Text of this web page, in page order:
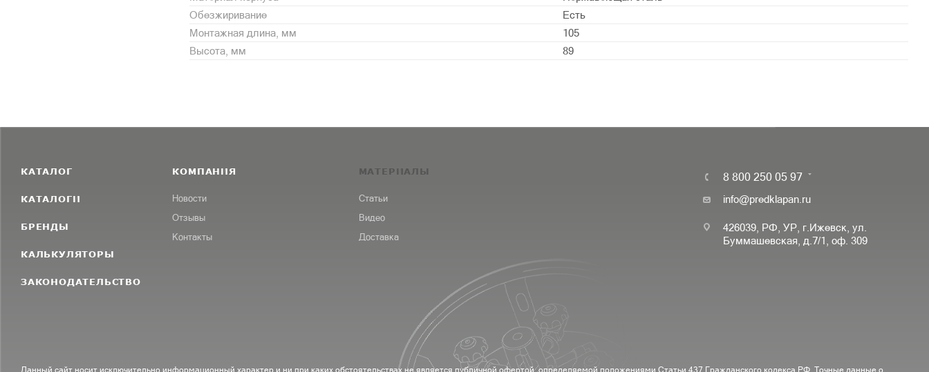
Обезжиривание
Есть
Монтажная длина, мм
105
Высота, мм
89
КАТАЛОГ
КАТАЛОГИ
БРЕНДЫ
КАЛЬКУЛЯТОРЫ
ЗАКОНОДАТЕЛЬСТВО
КОМПАНИЯ
Новости
Отзывы
Контакты
МАТЕРИАЛЫ
Статьи
Видео
Доставка
8 800 250 05 97
info@predklapan.ru
426039, РФ, УР, г.Ижевск, ул.
Буммашевская, д.7/1, оф. 309
Данный сайт носит исключительно информационный характер и ни при каких обстоятельствах не является публичной офертой, определяемой положениями Статьи 437 Гражданского кодекса РФ. Точные данные о